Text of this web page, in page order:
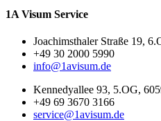
1A Visum Service
Joachimsthaler Straße 19,
+49 30 2000 5990
info@1avisum.de
Kennedyallee 93, 5.OG,
+49 69 3670 3166
service@1avisum.de